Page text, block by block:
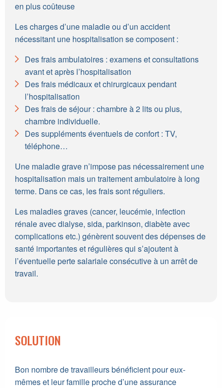
en plus coûteuse
Les charges d’une maladie ou d’un accident
nécessitant une hospitalisation se composent :
Des frais ambulatoires : examens et consultations
avant et après l’hospitalisation
Des frais médicaux et chirurgicaux pendant
l’hospitalisation
Des frais de séjour : chambre à 2 lits ou plus,
chambre individuelle.
Des suppléments éventuels de confort : TV,
téléphone…
Une maladie grave n’impose pas nécessairement une
hospitalisation mais un traitement ambulatoire à long
terme. Dans ce cas, les frais sont réguliers.
Les maladies graves (cancer, leucémie, infection
rénale avec dialyse, sida, parkinson, diabète avec
complications etc.) génèrent souvent des dépenses de
santé importantes et régulières qui s’ajoutent à
l’éventuelle perte salariale consécutive à un arrêt de
travail.
SOLUTION
Bon nombre de travailleurs bénéficient pour eux-
mêmes et leur famille proche d’une assurance